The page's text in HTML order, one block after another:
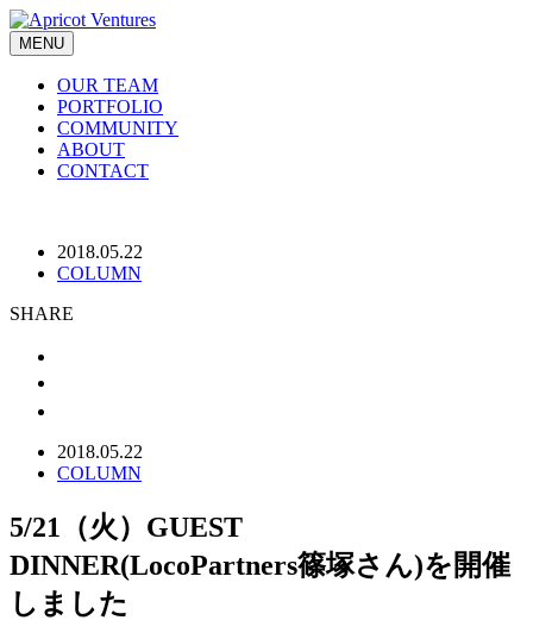
MENU
OUR TEAM
PORTFOLIO
COMMUNITY
ABOUT
CONTACT
2018.05.22
COLUMN
SHARE
2018.05.22
COLUMN
5/21（火）GUEST
DINNER(LocoPartners篠塚さん)を開催
しました